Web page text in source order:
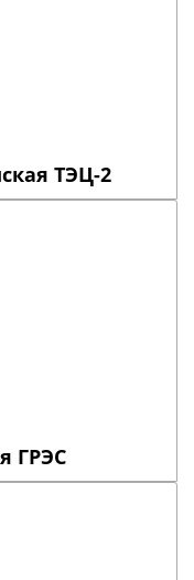
ТЭЦ-2
ГРЭС